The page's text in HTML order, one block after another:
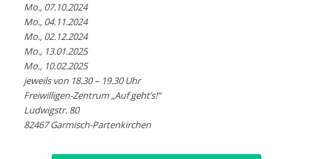
Mo., 07.10.2024
Mo., 04.11.2024
Mo., 02.12.2024
Mo., 13.01.2025
Mo., 10.02.2025
jeweils von 18.30 – 19.30 Uhr
Freiwilligen-Zentrum „Auf geht’s!“
Ludwigstr. 80
82467 Garmisch-Partenkirchen